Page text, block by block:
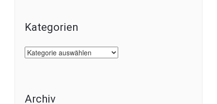
Kategorien
Kategorien
Archiv